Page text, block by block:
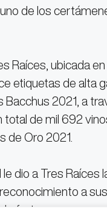
de los
Raíces, ubicada
etiquetas de alta
Bacchus 2021, a
total de mil 692
de Oro 2021.
le dio a Tres
a